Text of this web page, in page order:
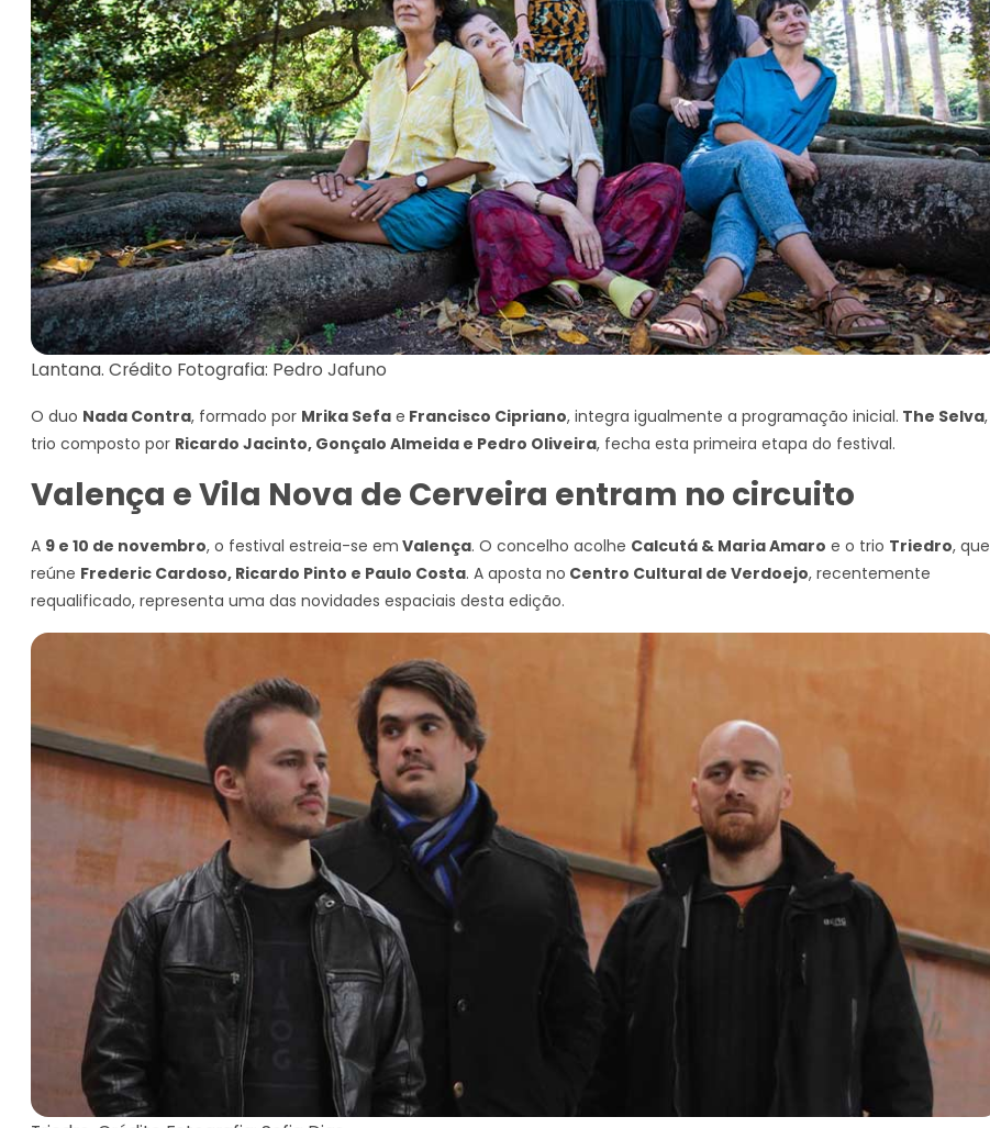
Lantana. Crédito Fotografia: Pedro Jafuno
O duo Nada Contra, formado por Mrika Sefa e Francisco Cipriano, integra igualmente a programação inicial. The Selva,
trio composto por Ricardo Jacinto, Gonçalo Almeida e Pedro Oliveira, fecha esta primeira etapa do festival.
Valença e Vila Nova de Cerveira entram no circuito
A 9 e 10 de novembro, o festival estreia-se em Valença. O concelho acolhe Calcutá & Maria Amaro e o trio Triedro, que
reúne Frederic Cardoso, Ricardo Pinto e Paulo Costa. A aposta no Centro Cultural de Verdoejo, recentemente
requalificado, representa uma das novidades espaciais desta edição.